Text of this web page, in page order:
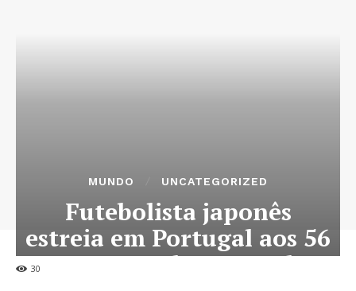
30
MUNDO UNCATEGORIZED
Futebolista japonês
estreia em Portugal aos 56
anos e quebra recorde